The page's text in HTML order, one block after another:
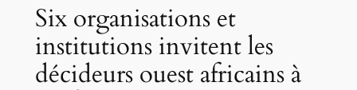
Six organisations et
institutions invitent les
décideurs ouest africains à